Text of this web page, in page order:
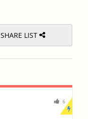
SHARE LIST
6